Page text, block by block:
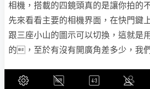
相機，搭載的四鏡頭真的是讓你拍的
先來看看主要的相機界面，在快門鍵
跟三座小山的圖示可以切換，這就是
的，至於有沒有開廣角差多少，我